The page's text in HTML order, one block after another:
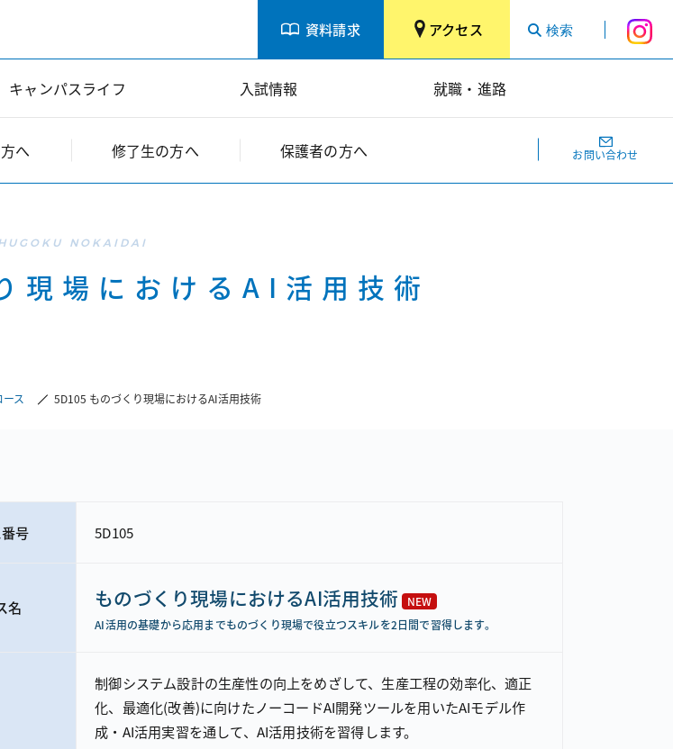
資料請求 アクセス
キャンパスライフ 入試情報 就職・進路
へ 修了生の方へ 保護者の方へ お問い合わせ
場におけるAI活用技術
ス 5D105 ものづくり現場におけるAI活用技術
号 5D105
名 ものづくり現場におけるAI活用技術
NEW
AI活用の基礎から応用までものづくり現場で役立つスキルを2日間で習得します。
制御システム設計の生産性の向上をめざして、生産工程の効率化、適正
化、最適化（改善）に向けたノーコードAI開発ツールを用いたAIモデル作
成・AI活用実習を通して、AI活用技術を習得します。